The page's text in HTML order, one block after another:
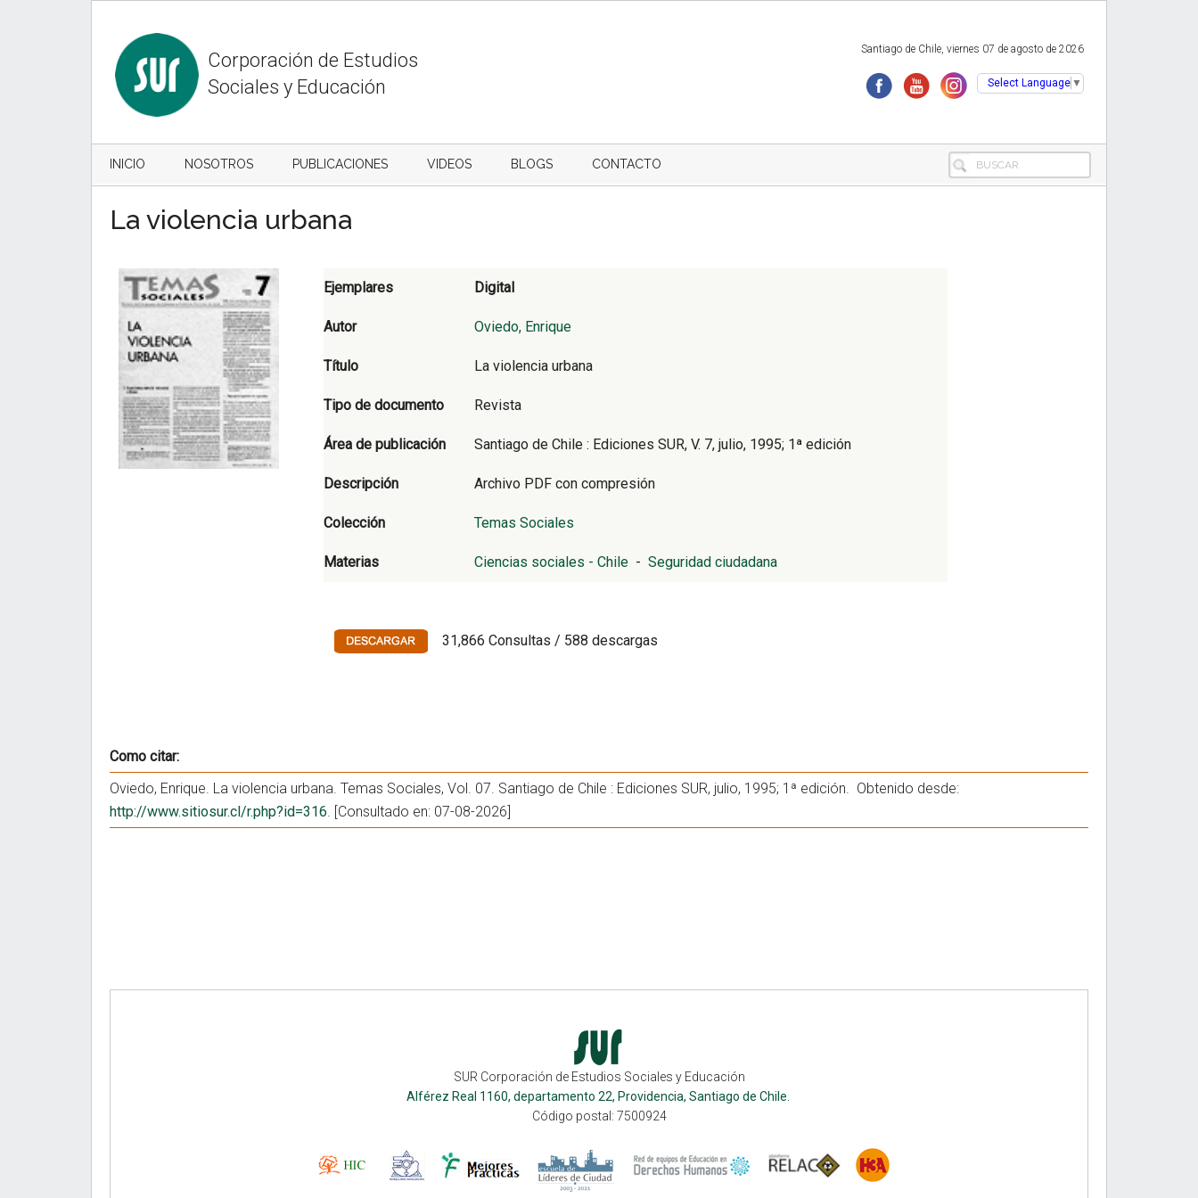
Corporación de Estudios
Sociales y Educación
Santiago de Chile, viernes 07 de agosto de 2026
Select Language ▼
INICIO NOSOTROS PUBLICACIONES VIDEOS BLOGS CONTACTO BUSCAR
La violencia urbana
Ejemplares Digital
Autor Oviedo, Enrique
Título La violencia urbana
Tipo de documento Revista
Área de publicación Santiago de Chile : Ediciones SUR, V. 7, julio, 1995; 1ª edición
Descripción Archivo PDF con compresión
Colección Temas Sociales
Materias Ciencias sociales - Chile - Seguridad ciudadana
31,866 Consultas / 588 descargas
Como citar:
Oviedo, Enrique. La violencia urbana. Temas Sociales, Vol. 07. Santiago de Chile : Ediciones SUR, julio, 1995; 1ª edición. Obtenido desde:
http://www.sitiosur.cl/r.php?id=316. [Consultado en: 07-08-2026]
SUR Corporación de Estudios Sociales y Educación
Alférez Real 1160, departamento 22, Providencia, Santiago de Chile.
Código postal: 7500924